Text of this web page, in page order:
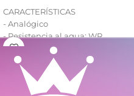
CARACTERÍSTICAS
- Analógico
- Resistencia al agua: WR
- Caja de metal
- Malla de metal